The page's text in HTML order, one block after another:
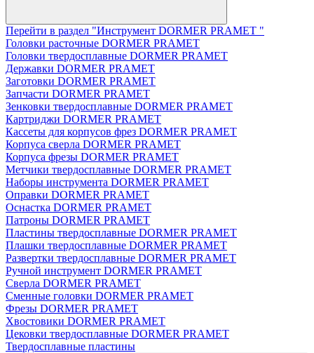
Перейти в раздел "Инструмент DORMER PRAMET "
Головки расточные DORMER PRAMET
Головки твердосплавные DORMER PRAMET
Державки DORMER PRAMET
Заготовки DORMER PRAMET
Запчасти DORMER PRAMET
Зенковки твердосплавные DORMER PRAMET
Картриджи DORMER PRAMET
Кассеты для корпусов фрез DORMER PRAMET
Корпуса сверла DORMER PRAMET
Корпуса фрезы DORMER PRAMET
Метчики твердосплавные DORMER PRAMET
Наборы инструмента DORMER PRAMET
Оправки DORMER PRAMET
Оснастка DORMER PRAMET
Патроны DORMER PRAMET
Пластины твердосплавные DORMER PRAMET
Плашки твердосплавные DORMER PRAMET
Развертки твердосплавные DORMER PRAMET
Ручной инструмент DORMER PRAMET
Сверла DORMER PRAMET
Сменные головки DORMER PRAMET
Фрезы DORMER PRAMET
Хвостовики DORMER PRAMET
Цековки твердосплавные DORMER PRAMET
Твердосплавные пластины